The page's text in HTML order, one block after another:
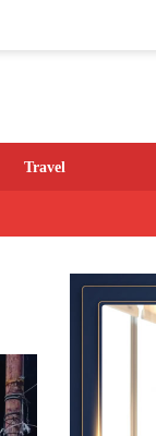
Travel